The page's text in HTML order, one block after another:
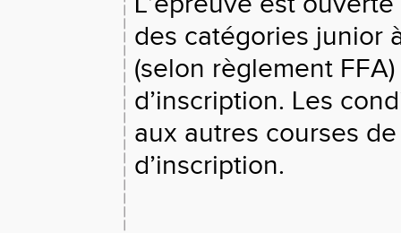
des catégories junior
(selon règlement
d’inscription. Les
aux autres courses
d’inscription.